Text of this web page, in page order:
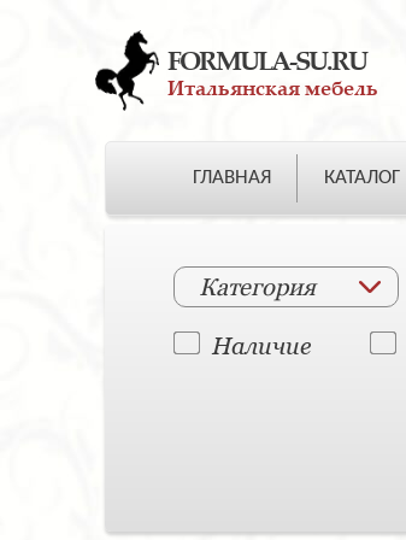
FORMULA-SU.RU
Итальянская мебель
ГЛАВНАЯ КАТАЛОГ
Категория
Наличие